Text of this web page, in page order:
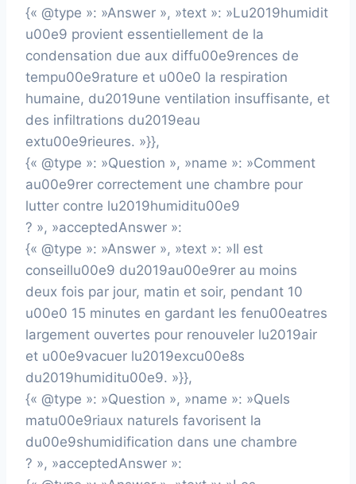
{« @type »: »Answer », »text »: »Lu2019humidit
u00e9 provient essentiellement de la
condensation due aux diffu00e9rences de
tempu00e9rature et u00e0 la respiration
humaine, du2019une ventilation insuffisante, et
des infiltrations du2019eau
extu00e9rieures. »}},
{« @type »: »Question », »name »: »Comment
au00e9rer correctement une chambre pour
lutter contre lu2019humiditu00e9
? », »acceptedAnswer »:
{« @type »: »Answer », »text »: »Il est
conseillu00e9 du2019au00e9rer au moins
deux fois par jour, matin et soir, pendant 10
u00e0 15 minutes en gardant les fenu00eatres
largement ouvertes pour renouveler lu2019air
et u00e9vacuer lu2019excu00e8s
du2019humiditu00e9. »}},
{« @type »: »Question », »name »: »Quels
matu00e9riaux naturels favorisent la
du00e9shumidification dans une chambre
? », »acceptedAnswer »: